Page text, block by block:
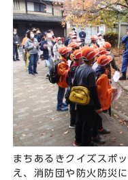
まちあるきクイズスポ
え、消防団や防火防災